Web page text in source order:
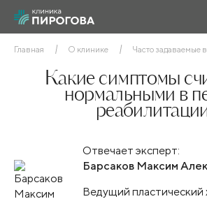
Главная О клинике Часто задаваемые
Какие симптомы
нормальными в
Отвечает эксперт:
Барсаков Максим
Ведущий пластический